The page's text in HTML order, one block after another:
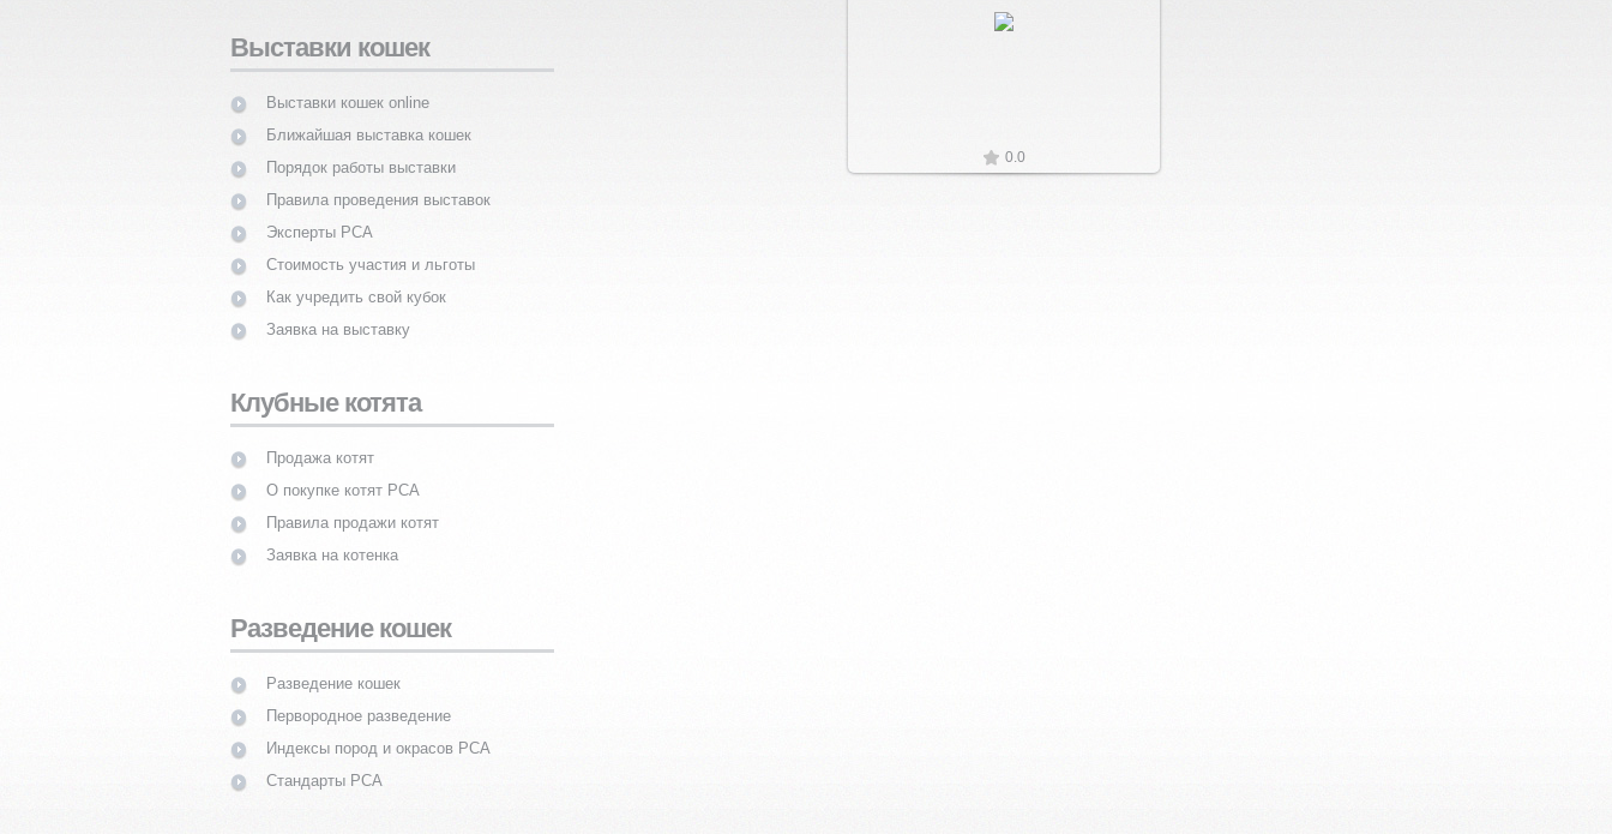
Увеличить
0.0
Выставки кошек
Выставки кошек online
Ближайшая выставка кошек
Порядок работы выставки
Правила проведения выставок
Эксперты PCA
Стоимость участия и льготы
Как учредить свой кубок
Заявка на выставку
Клубные котята
Продажа котят
О покупке котят PCA
Правила продажи котят
Заявка на котенка
Разведение кошек
Разведение кошек
Первородное разведение
Индексы пород и окрасов PCA
Стандарты PCA